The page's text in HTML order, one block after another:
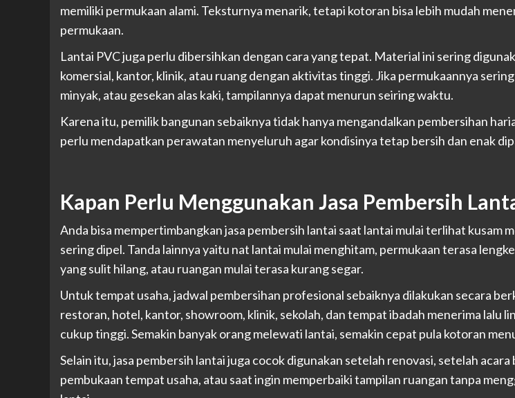
memiliki permukaan alami. Teksturnya menarik, tetapi kotoran bisa lebih mudah
permukaan.
Lantai PVC juga perlu dibersihkan dengan cara yang tepat. Material ini sering
komersial, kantor, klinik, atau ruang dengan aktivitas tinggi. Jika permukaannya
minyak, atau gesekan alas kaki, tampilannya dapat menurun seiring waktu.
Karena itu, pemilik bangunan sebaiknya tidak hanya mengandalkan pembersihan
perlu mendapatkan perawatan menyeluruh agar kondisinya tetap bersih dan enak
Kapan Perlu Menggunakan Jasa Pembersih
Anda bisa mempertimbangkan jasa pembersih lantai saat lantai mulai terlihat kusam
sering dipel. Tanda lainnya yaitu nat lantai mulai menghitam, permukaan terasa
yang sulit hilang, atau ruangan mulai terasa kurang segar.
Untuk tempat usaha, jadwal pembersihan profesional sebaiknya dilakukan secara
restoran, hotel, kantor, showroom, klinik, sekolah, dan tempat ibadah menerima lalu
cukup tinggi. Semakin banyak orang melewati lantai, semakin cepat pula kotoran
Selain itu, jasa pembersih lantai juga cocok digunakan setelah renovasi, setelah acara
pembukaan tempat usaha, atau saat ingin memperbaiki tampilan ruangan tanpa